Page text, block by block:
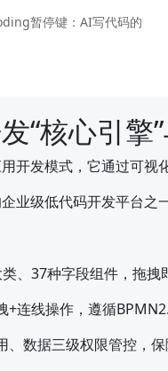
暂停键：AI写代码的
“核心引擎
开发模式，它通过可视
业级低代码开发平台之
、37种字段组件，拖拽
连线操作，遵循
数据三级权限管控，保